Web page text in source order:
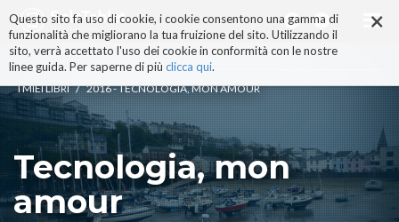
×
Questo sito fa uso di cookie, i cookie consentono una gamma di
funzionalità che migliorano la tua fruizione del sito. Utilizzando il
sito, verrà accettato l'uso dei cookie in conformità con le nostre
linee guida. Per saperne di più clicca qui.
ai
contenuti.
|
alla
navigazione
I MIEI LIBRI / 2016 - TECNOLOGIA, MON AMOUR
Tecnologia, mon
amour